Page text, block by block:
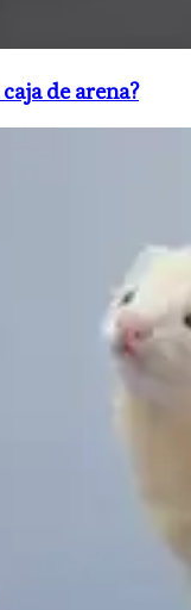
de arena?